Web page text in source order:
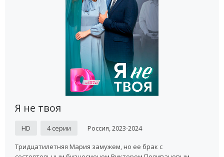
Я не твоя
HD 4 серии Россия, 2023-2024
Тридцатилетняя Мария замужем, но ее брак с